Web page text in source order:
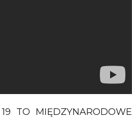
TO MIĘDZYNARODOWE